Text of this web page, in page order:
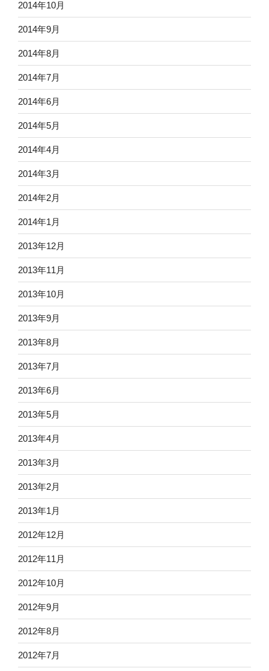
2014年10月
2014年9月
2014年8月
2014年7月
2014年6月
2014年5月
2014年4月
2014年3月
2014年2月
2014年1月
2013年12月
2013年11月
2013年10月
2013年9月
2013年8月
2013年7月
2013年6月
2013年5月
2013年4月
2013年3月
2013年2月
2013年1月
2012年12月
2012年11月
2012年10月
2012年9月
2012年8月
2012年7月